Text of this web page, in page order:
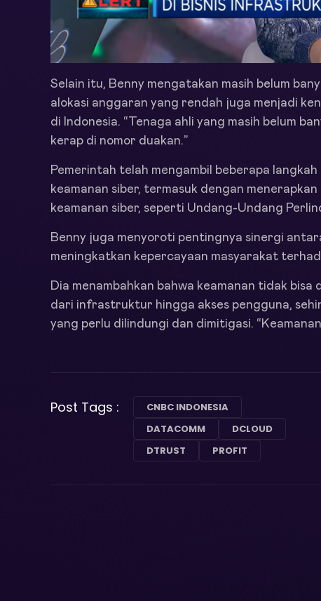
Selain itu, Benny mengatakan masih belum
alokasi anggaran yang rendah juga menjadi
di Indonesia. “Tenaga ahli yang masih belum
kerap di nomor duakan.”
Pemerintah telah mengambil beberapa
keamanan siber, termasuk dengan
keamanan siber, seperti Undang-Undang
Benny juga menyoroti pentingnya sinergi
meningkatkan kepercayaan masyarakat
Dia menambahkan bahwa keamanan tidak
dari infrastruktur hingga akses pengguna,
yang perlu dilindungi dan dimitigasi.
Post Tags :
CNBC INDONESIA
DATACOMM
DCLOUD
DTRUST
PROFIT